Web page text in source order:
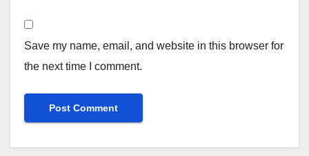
Save my name, email, and website in this browser for
the next time I comment.